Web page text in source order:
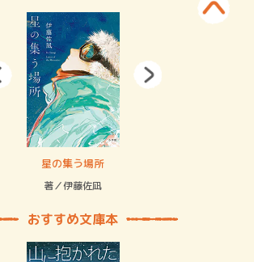
星の集う場所
著／伊藤佐凪
おすすめ文庫本